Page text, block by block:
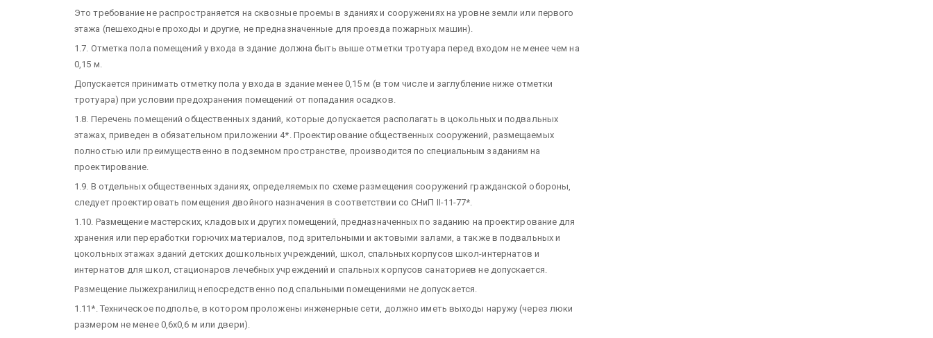
Это требование не распространяется на сквозные проемы в зданиях и сооружениях на уровне земли или первого
этажа (пешеходные проходы и другие, не предназначенные для проезда пожарных машин).
1.7. Отметка пола помещений у входа в здание должна быть выше отметки тротуара перед входом не менее чем на
0,15 м.
Допускается принимать отметку пола у входа в здание менее 0,15 м (в том числе и заглубление ниже отметки
тротуара) при условии предохранения помещений от попадания осадков.
1.8. Перечень помещений общественных зданий, которые допускается располагать в цокольных и подвальных
этажах, приведен в обязательном приложении 4*. Проектирование общественных сооружений, размещаемых
полностью или преимущественно в подземном пространстве, производится по специальным заданиям на
проектирование.
1.9. В отдельных общественных зданиях, определяемых по схеме размещения сооружений гражданской обороны,
следует проектировать помещения двойного назначения в соответствии со СНиП II-11-77*.
1.10. Размещение мастерских, кладовых и других помещений, предназначенных по заданию на проектирование для
хранения или переработки горючих материалов, под зрительными и актовыми залами, а также в подвальных и
цокольных этажах зданий детских дошкольных учреждений, школ, спальных корпусов школ-интернатов и
интернатов для школ, стационаров лечебных учреждений и спальных корпусов санаториев не допускается.
Размещение лыжехранилищ непосредственно под спальными помещениями не допускается.
1.11*. Техническое подполье, в котором проложены инженерные сети, должно иметь выходы наружу (через люки
размером не менее 0,6х0,6 м или двери).